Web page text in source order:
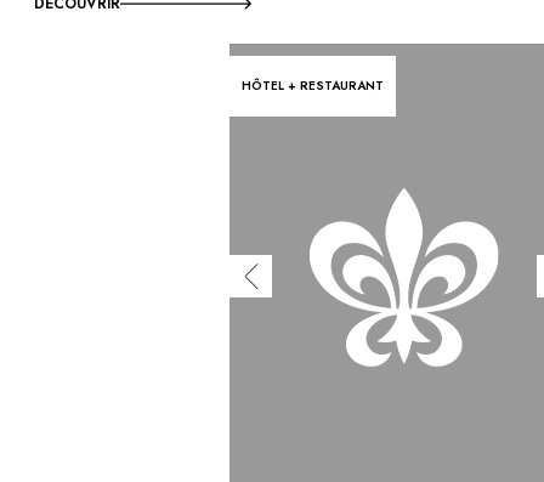
HÔTEL + RESTAURANT